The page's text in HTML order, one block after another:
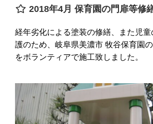
2018年4月 保育園の門扉等修
経年劣化による塗装の修繕、また児
護のため、岐阜県美濃市 牧谷保育園
をボランティアで施工致しました。